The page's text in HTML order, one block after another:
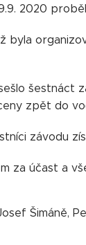
2020
byla
šestnáct
zpět do
závodu
za účast a
Šimáně,